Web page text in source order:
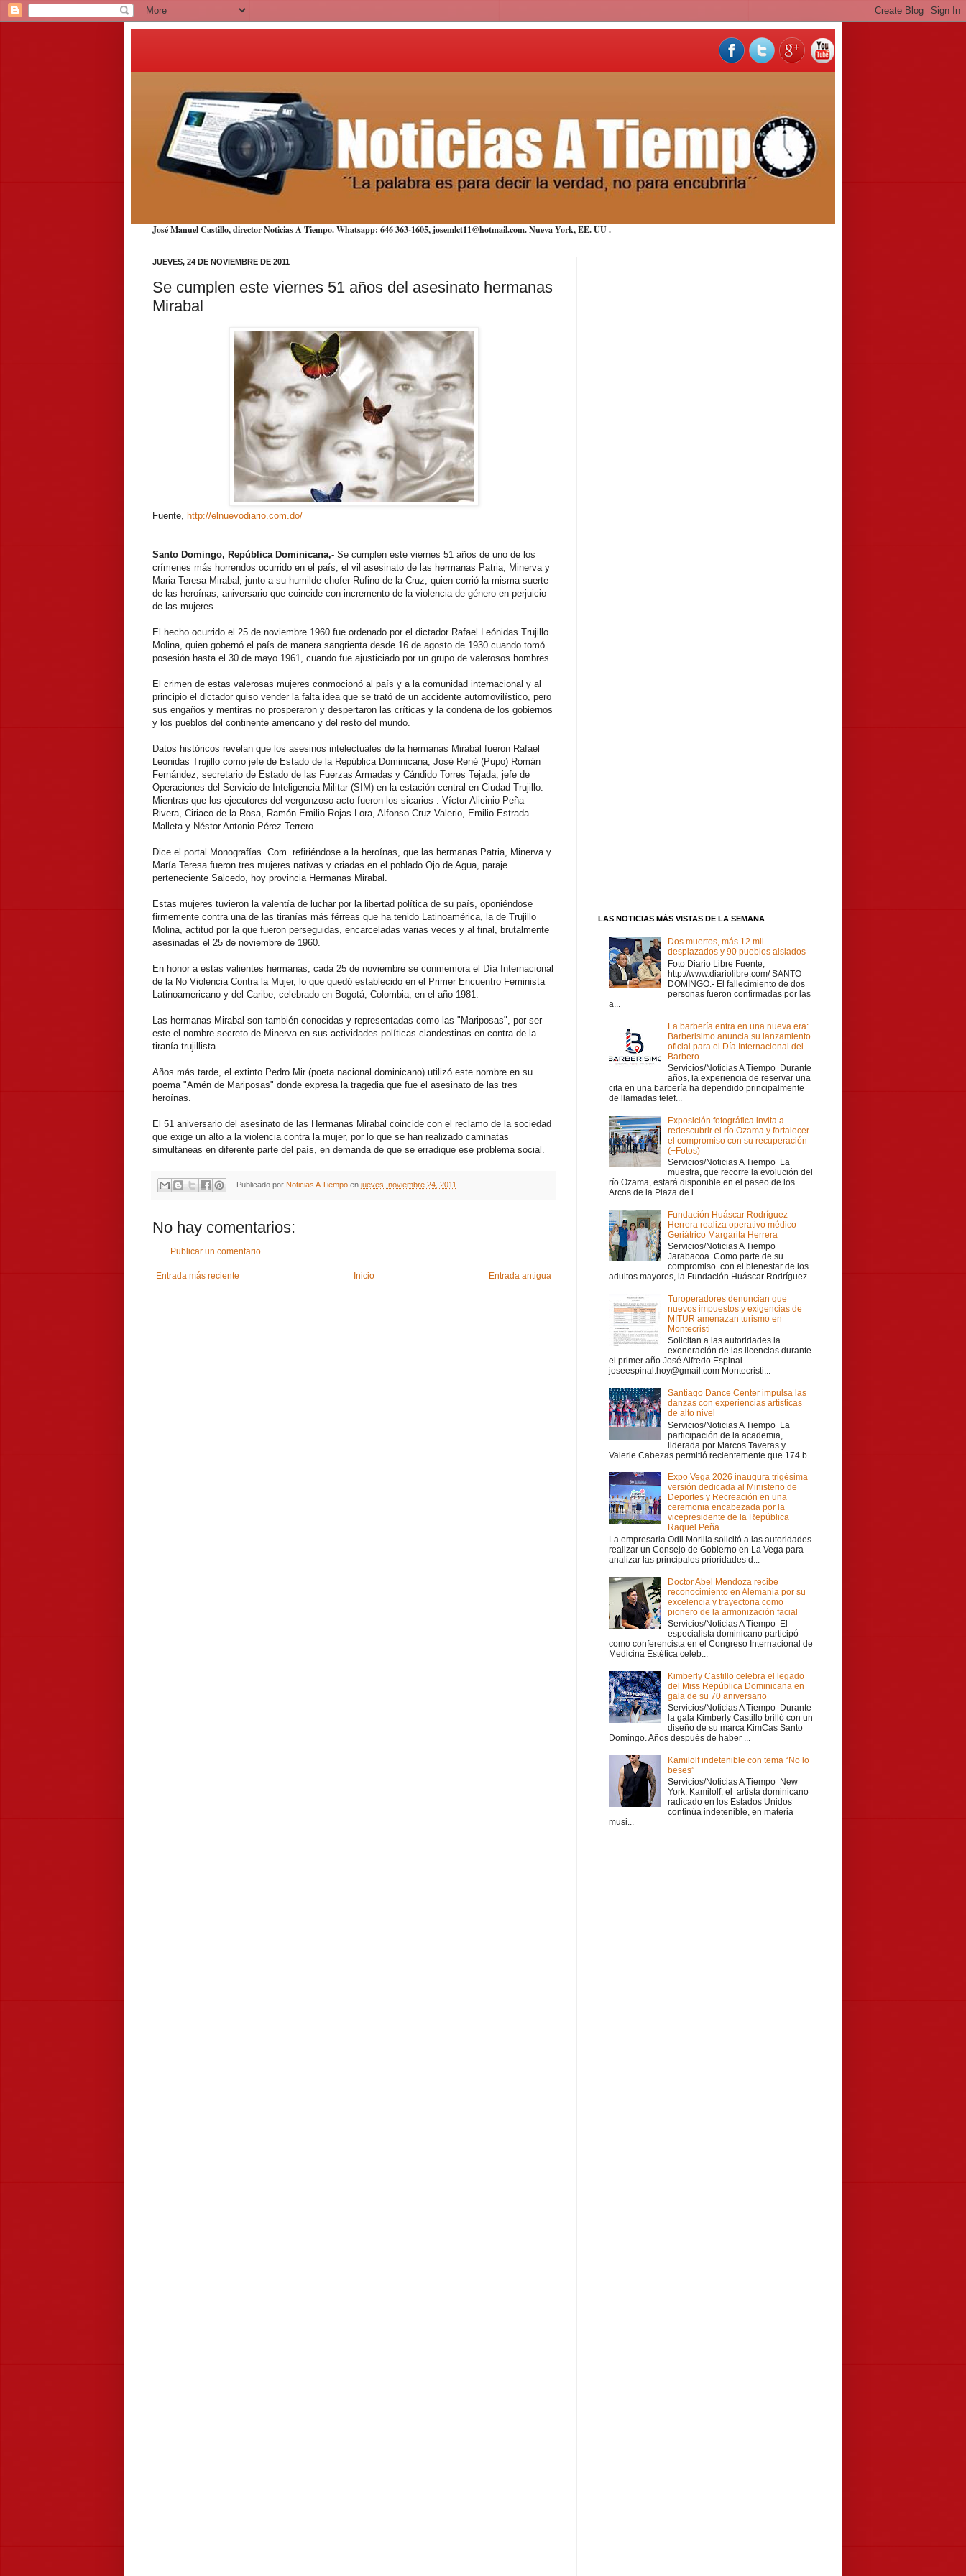
José Manuel Castillo, director Noticias A Tiempo. Whatsapp: 646 363-1605, josemlct11@hotmail.com. Nueva York,EE. UU.
JUEVES, 24 DE NOVIEMBRE DE 2011
Se cumplen este viernes 51 años del asesinato hermanas
Mirabal
Fuente, http://elnuevodiario.com.do/
Santo Domingo, República Dominicana,- Se cumplen este viernes 51 años de uno de los
crímenes más horrendos ocurrido en el país, el vil asesinato de las hermanas Patria, Minerva y
Maria Teresa Mirabal, junto a su humilde chofer Rufino de la Cruz, quien corrió la misma suerte
de las heroínas, aniversario que coincide con incremento de la violencia de género en perjuicio
de las mujeres.
El hecho ocurrido el 25 de noviembre 1960 fue ordenado por el dictador Rafael Leónidas Trujillo
Molina, quien gobernó el país de manera sangrienta desde 16 de agosto de 1930 cuando tomó
posesión hasta el 30 de mayo 1961, cuando fue ajusticiado por un grupo de valerosos hombres.
El crimen de estas valerosas mujeres conmocionó al país y a la comunidad internacional y al
principio el dictador quiso vender la falta idea que se trató de un accidente automovilístico, pero
sus engaños y mentiras no prosperaron y despertaron las críticas y la condena de los gobiernos
y los pueblos del continente americano y del resto del mundo.
Datos históricos revelan que los asesinos intelectuales de la hermanas Mirabal fueron Rafael
Leonidas Trujillo como jefe de Estado de la República Dominicana, José René (Pupo) Román
Fernández, secretario de Estado de las Fuerzas Armadas y Cándido Torres Tejada, jefe de
Operaciones del Servicio de Inteligencia Militar (SIM) en la estación central en Ciudad Trujillo.
Mientras que los ejecutores del vergonzoso acto fueron los sicarios : Víctor Alicinio Peña
Rivera, Ciriaco de la Rosa, Ramón Emilio Rojas Lora, Alfonso Cruz Valerio, Emilio Estrada
Malleta y Néstor Antonio Pérez Terrero.
Dice el portal Monografías. Com. refiriéndose a la heroínas, que las hermanas Patria, Minerva y
María Teresa fueron tres mujeres nativas y criadas en el poblado Ojo de Agua, paraje
perteneciente Salcedo, hoy provincia Hermanas Mirabal.
Estas mujeres tuvieron la valentía de luchar por la libertad política de su país, oponiéndose
firmemente contra una de las tiranías más férreas que ha tenido Latinoamérica, la de Trujillo
Molina, actitud por la que fueron perseguidas, encarceladas varias veces y al final, brutalmente
asesinadas el 25 de noviembre de 1960.
En honor a estas valientes hermanas, cada 25 de noviembre se conmemora el Día Internacional
de la No Violencia Contra la Mujer, lo que quedó establecido en el Primer Encuentro Feminista
Latinoamericano y del Caribe, celebrado en Bogotá, Colombia, en el año 1981.
Las hermanas Mirabal son también conocidas y representadas como las "Mariposas", por ser
este el nombre secreto de Minerva en sus actividades políticas clandestinas en contra de la
tiranía trujillista.
Años más tarde, el extinto Pedro Mir (poeta nacional dominicano) utilizó este nombre en su
poema "Amén de Mariposas" donde expresa la tragedia que fue el asesinato de las tres
heroínas.
El 51 aniversario del asesinato de las Hermanas Mirabal coincide con el reclamo de la sociedad
que exige un alto a la violencia contra la mujer, por lo que se han realizado caminatas
simultáneas en diferente parte del país, en demanda de que se erradique ese problema social.
Publicado por Noticias A Tiempo en jueves, noviembre 24, 2011
No hay comentarios:
Publicar un comentario
Entrada más reciente Entrada antigua
Inicio
LAS NOTICIAS MÁS VISTAS DE LA SEMANA
Dos muertos, más 12 mil
desplazados y 90 pueblos aislados
Foto Diario Libre Fuente,
http://www.diariolibre.com/ SANTO
DOMINGO.- El fallecimiento de dos
personas fueron confirmadas por las
a...
La barbería entra en una nueva era:
Barberisimo anuncia su lanzamiento
oficial para el Día Internacional del
Barbero
Servicios/Noticias A Tiempo Durante
años, la experiencia de reservar una
cita en una barbería ha dependido principalmente
de llamadas telef...
Exposición fotográfica invita a
redescubrir el río Ozama y fortalecer
el compromiso con su recuperación
(+Fotos)
Servicios/Noticias A Tiempo La
muestra, que recorre la evolución del
río Ozama, estará disponible en el paseo de los
Arcos de la Plaza de l...
Fundación Huáscar Rodríguez
Herrera realiza operativo médico
Geriátrico Margarita Herrera
Servicios/Noticias A Tiempo
Jarabacoa. Como parte de su
compromiso con el bienestar de los
adultos mayores, la Fundación Huáscar Rodríguez...
Turoperadores denuncian que
nuevos impuestos y exigencias de
MITUR amenazan turismo en
Montecristi
Solicitan a las autoridades la
exoneración de las licencias durante
el primer año José Alfredo Espinal
joseespinal.hoy@gmail.com Montecristi...
Santiago Dance Center impulsa las
danzas con experiencias artísticas
de alto nivel
Servicios/Noticias A Tiempo La
participación de la academia,
liderada por Marcos Taveras y
Valerie Cabezas permitió recientemente que 174 b...
Expo Vega 2026 inaugura trigésima
versión dedicada al Ministerio de
Deportes y Recreación en una
ceremonia encabezada por la
vicepresidente de la República
Raquel Peña
La empresaria Odil Morilla solicitó a las autoridades
realizar un Consejo de Gobierno en La Vega para
analizar las principales prioridades d...
Doctor Abel Mendoza recibe
reconocimiento en Alemania por su
excelencia y trayectoria como
pionero de la armonización facial
Servicios/Noticias A Tiempo El
especialista dominicano participó
como conferencista en el Congreso Internacional de
Medicina Estética celeb...
Kimberly Castillo celebra el legado
del Miss República Dominicana en
gala de su 70 aniversario
Servicios/Noticias A Tiempo Durante
la gala Kimberly Castillo brilló con un
diseño de su marca KimCas Santo
Domingo. Años después de haber ...
Kamilolf indetenible con tema “No lo
beses”
Servicios/Noticias A Tiempo New
York. Kamilolf, el artista dominicano
radicado en los Estados Unidos
continúa indetenible, en materia
musi...